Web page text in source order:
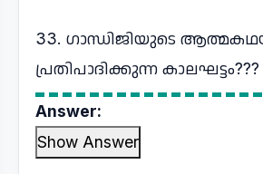
33. ഗാന്ധിജിയുടെ
പ്രതിപാദിക്കുന്ന കാലഘട്ടം???
Answer:
Show Answer